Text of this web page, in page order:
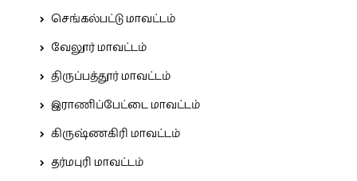
செங்கல்பட்டு மாவட்டம்
வேலூர் மாவட்டம்
திருப்பத்தூர் மாவட்டம்
இராணிப்பேட்டை மாவட்டம்
கிருஷ்ணகிரி மாவட்டம்
தர்மபுரி மாவட்டம்